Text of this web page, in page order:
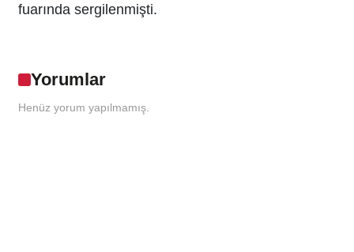
fuarında sergilenmişti.
Yorumlar
Henüz yorum yapılmamış.